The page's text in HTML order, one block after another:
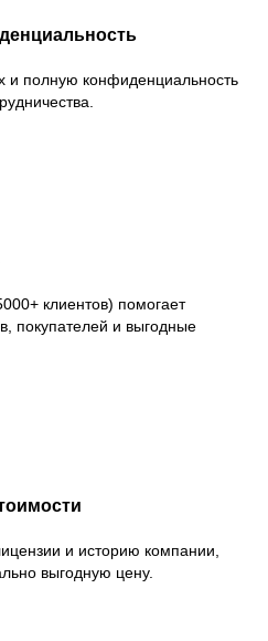
и полную конфиденциальность
клиентов) помогает
покупателей и выгодные
и историю компании,
выгодную цену.